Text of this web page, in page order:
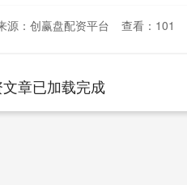
源：创赢盘配资平台 查看：101
章已加载完成